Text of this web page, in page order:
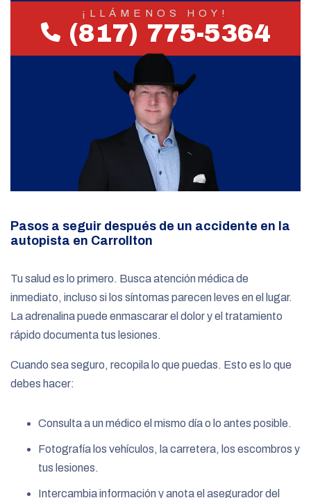
¡LLÁMENOS HOY!
(817) 775-5364
Pasos a seguir después de un accidente en la
autopista en Carrollton
Tu salud es lo primero. Busca atención médica de
inmediato, incluso si los síntomas parecen leves en el lugar.
La adrenalina puede enmascarar el dolor y el tratamiento
rápido documenta tus lesiones.
Cuando sea seguro, recopila lo que puedas. Esto es lo que
debes hacer:
Consulta a un médico el mismo día o lo antes posible.
Fotografía los vehículos, la carretera, los escombros y
tus lesiones.
Intercambia información y anota el asegurador del